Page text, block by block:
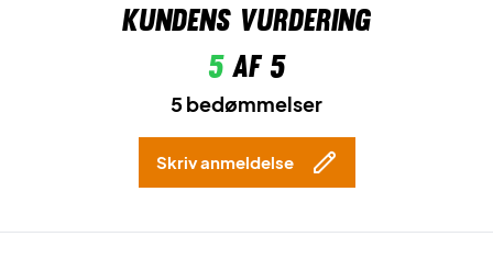
Kundens vurdering
5af 5
5 bedømmelser
Skriv anmeldelse